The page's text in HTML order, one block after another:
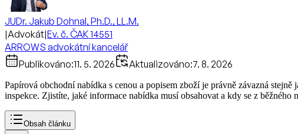
JUDr. Jakub Dohnal, Ph.D., LL.M.
|Advokát|Ev. č. ČAK 14551
ARROWS advokátní kancelář
Publikováno:11. 5. 2026 Aktualizováno:7. 8. 2026
Papírová obchodní nabídka s cenou a popisem zboží je právně závazná
inspekce. Zjistíte, jaké informace nabídka musí obsahovat a kdy se z běžného
Obsah článku